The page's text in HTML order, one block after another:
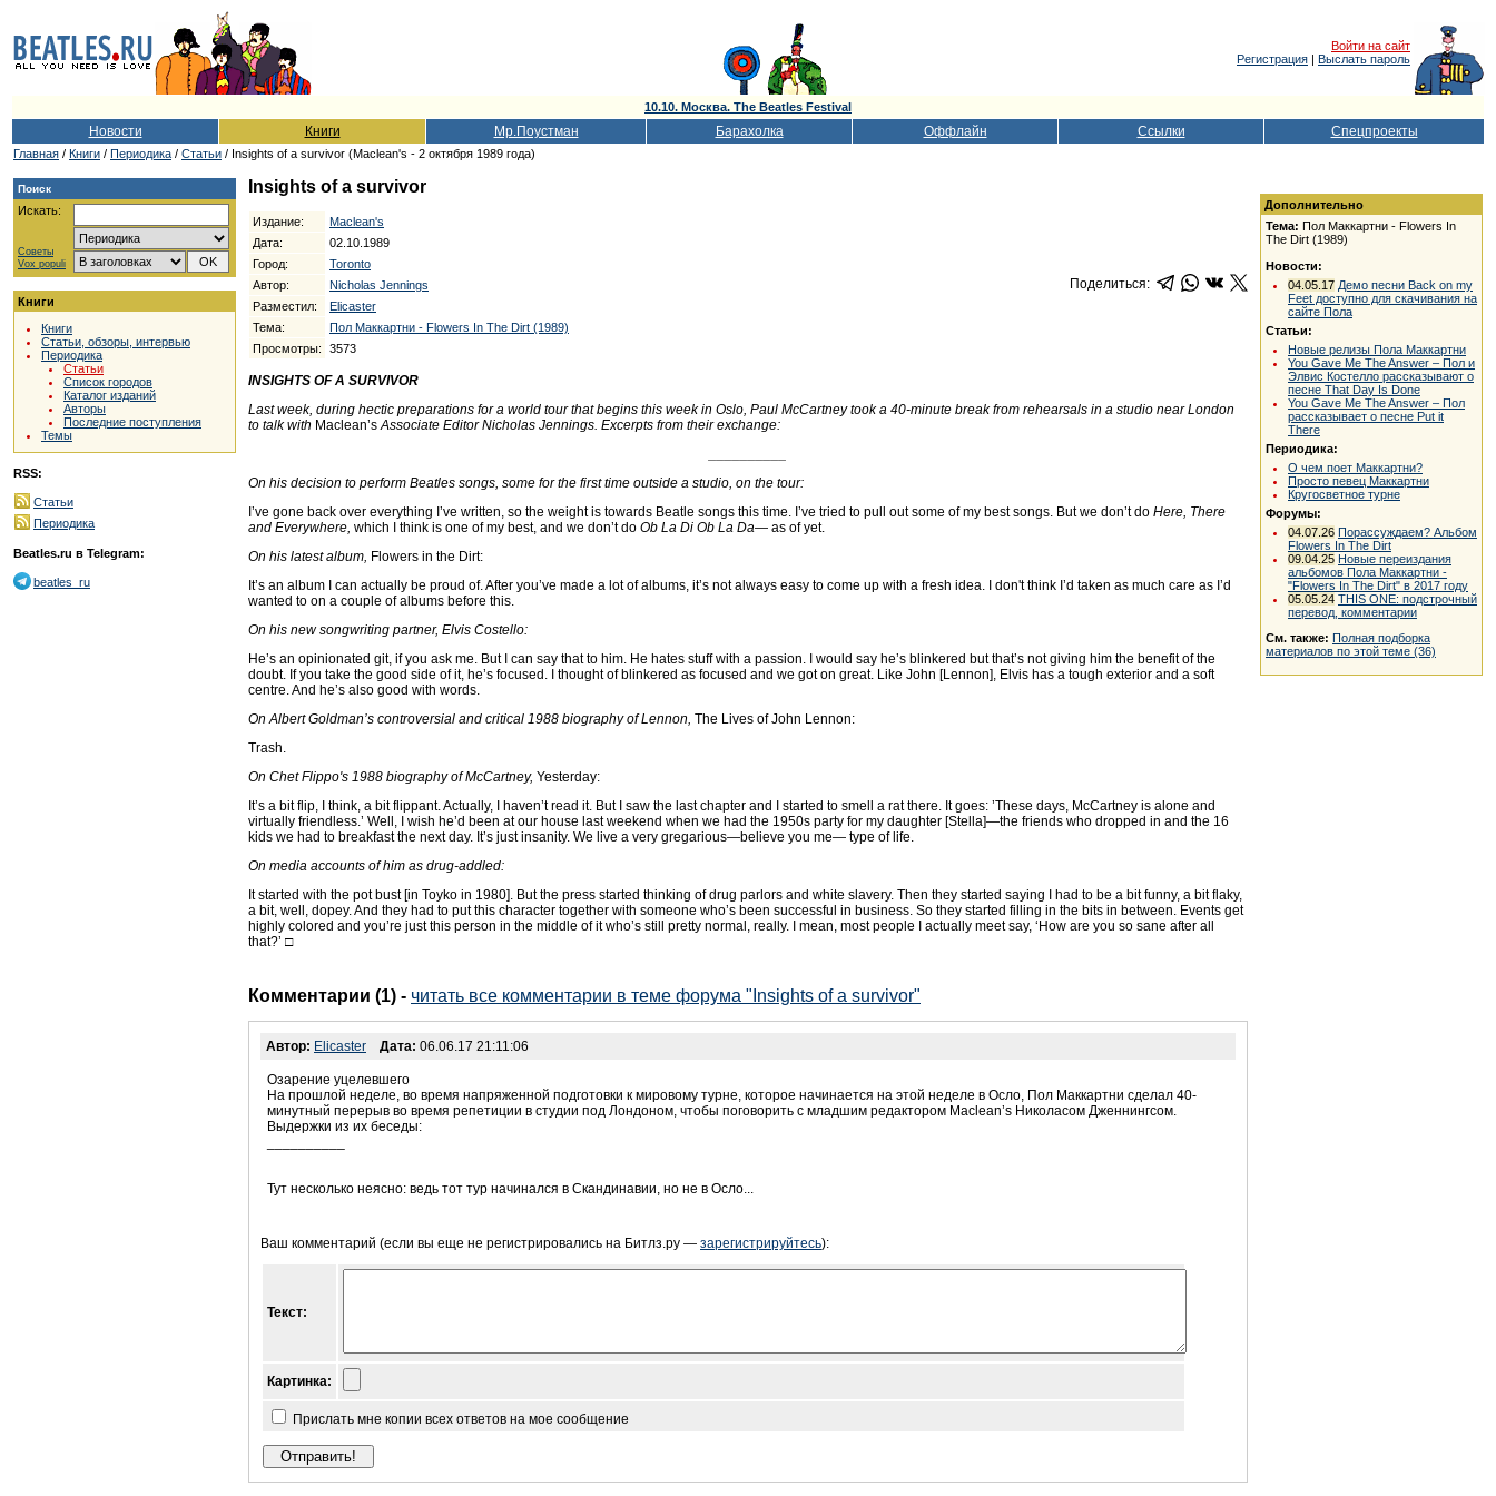
Войти на сайт
Регистрация | Выслать пароль
10.10. Москва. The Beatles Festival
Новости Книги Мр.Поустман Барахолка Оффлайн Ссылки Спецпроекты
Главная / Книги / Периодика / Статьи / Insights of a survivor (Maclean's - 2 октября 1989 года)
Поиск
Искать:
Советы
Vox populi
Книги
Книги
Статьи, обзоры, интервью
Периодика
Статьи
Список городов
Каталог изданий
Авторы
Последние поступления
Темы
RSS:
Статьи
Периодика
Beatles.ru в Telegram:
beatles_ru
Insights of a survivor
Издание:
Maclean's
Дата:
02.10.1989
Город:
Toronto
Автор:
Nicholas Jennings
Разместил:
Elicaster
Тема:
Пол Маккартни - Flowers In The Dirt (1989)
Просмотры:
3573
Поделиться:
INSIGHTS OF A SURVIVOR
Last week, during hectic preparations for a world tour that begins this week in Oslo, Paul McCartney took a 40-minute break from rehearsals in a studio near London
to talk with Maclean’s Associate Editor Nicholas Jennings. Excerpts from their exchange:
On his decision to perform Beatles songs, some for the first time outside a studio, on the tour:
I’ve gone back over everything I’ve writ­ten, so the weight is towards Beatle songs this time. I’ve tried to pull out some of my best songs. But we don’t do Here, There
and Everywhere, which I think is one of my best, and we don’t do Ob La Di Ob La Da— as of yet.
On his latest album, Flowers in the Dirt:
It’s an album I can actually be proud of. After you’ve made a lot of albums, it’s not always easy to come up with a fresh idea. I don't think I’d taken as much care as I’d
wanted to on a couple of albums before this.
On his new songwriting partner, Elvis Costello:
He’s an opinionated git, if you ask me. But I can say that to him. He hates stuff with a passion. I would say he’s blinkered but that’s not giving him the benefit of the
doubt. If you take the good side of it, he’s focused. I thought of blinkered as focused and we got on great. Like John [Lennon], Elvis has a tough exterior and a soft
centre. And he’s also good with words.
On Albert Goldman’s controversial and criti­cal 1988 biography of Lennon, The Lives of John Lennon:
Trash.
On Chet Flippo's 1988 biography of McCart­ney, Yesterday:
It’s a bit flip, I think, a bit flippant. Actually, I haven’t read it. But I saw the last chapter and I started to smell a rat there. It goes: ’These days, McCartney is alone and
virtually friendless.’ Well, I wish he’d been at our house last weekend when we had the 1950s party for my daughter [Stella]—the friends who dropped in and the 16
kids we had to breakfast the next day. It’s just insanity. We live a very gregarious—believe you me— type of life.
On media accounts of him as drug-addled:
It started with the pot bust [in Toyko in 1980]. But the press started thinking of drug parlors and white slavery. Then they started saying I had to be a bit funny, a bit flaky,
a bit, well, dopey. And they had to put this character together with someone who’s been successful in business. So they started filling in the bits in between. Events get
highly colored and you’re just this per­son in the middle of it who’s still pretty normal, really. I mean, most people I actual­ly meet say, ‘How are you so sane after all
that?’ □
Комментарии (1) - читать все комментарии в теме форума "Insights of a survivor"
Автор: Elicaster Дата: 06.06.17 21:11:06
Озарение уцелевшего
На прошлой неделе, во время напряженной подготовки к мировому турне, которое начинается на этой неделе в Осло, Пол Маккартни сделал 40-
минутный перерыв во время репетиции в студии под Лондоном, чтобы поговорить с младшим редактором Maclean’s Николасом Дженнингсом.
Выдержки из их беседы:
Тут несколько неясно: ведь тот тур начинался в Скандинавии, но не в Осло...
Ваш комментарий (если вы еще не регистрировались на Битлз.ру — зарегистрируйтесь):
Текст:
Картинка:
Прислать мне копии всех ответов на мое сообщение
Дополнительно
Тема: Пол Маккартни - Flowers In
The Dirt (1989)
Новости:
04.05.17 Демо песни Back on my
Feet доступно для скачивания на
сайте Пола
Статьи:
Новые релизы Пола Маккартни
You Gave Me The Answer – Пол и
Элвис Костелло рассказывают о
песне That Day Is Done
You Gave Me The Answer – Пол
рассказывает о песне Put it
There
Периодика:
О чем поет Маккартни?
Просто певец Маккартни
Кругосветное турне
Форумы:
04.07.26 Порассуждаем? Альбом
Flowers In The Dirt
09.04.25 Новые переиздания
альбомов Пола Маккартни -
"Flowers In The Dirt" в 2017 году
05.05.24 THIS ONE: подстрочный
перевод, комментарии
См. также: Полная подборка
материалов по этой теме (36)